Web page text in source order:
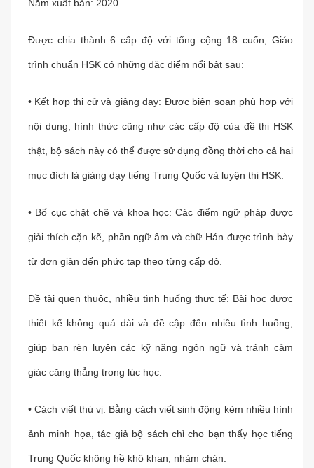
Năm xuất bản: 2020
Được chia thành 6 cấp độ với tổng cộng 18 cuốn, Giáo
trình chuẩn HSK có những đặc điểm nổi bật sau:
• Kết hợp thi cử và giảng dạy: Được biên soạn phù hợp với
nội dung, hình thức cũng như các cấp độ của đề thi HSK
thật, bộ sách này có thể được sử dụng đồng thời cho cả hai
mục đích là giảng dạy tiếng Trung Quốc và luyện thi HSK.
• Bố cục chặt chẽ và khoa học: Các điểm ngữ pháp được
giải thích cặn kẽ, phần ngữ âm và chữ Hán được trình bày
từ đơn giản đến phức tạp theo từng cấp độ.
Đề tài quen thuộc, nhiều tình huống thực tế: Bài học được
thiết kế không quá dài và đề cập đến nhiều tình huống,
giúp bạn rèn luyện các kỹ năng ngôn ngữ và tránh cảm
giác căng thẳng trong lúc học.
• Cách viết thú vị: Bằng cách viết sinh động kèm nhiều hình
ảnh minh họa, tác giả bộ sách chỉ cho bạn thấy học tiếng
Trung Quốc không hề khô khan, nhàm chán.